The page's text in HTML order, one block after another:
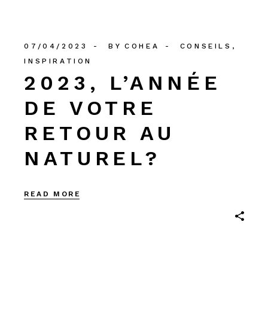
07/04/2023 BY COHEA
CONSEILS
INSPIRATION
2023, L’ANNÉE
DE VOTRE
RETOUR AU
NATUREL?
READ MORE